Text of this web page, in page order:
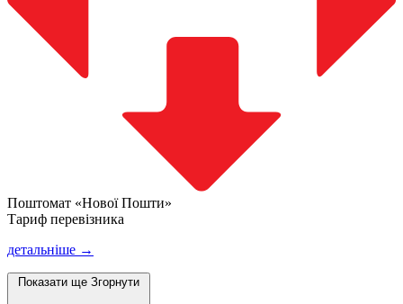
Поштомат «Нової Пошти»
Тариф перевізника
детальніше →
Показати ще Згорнути